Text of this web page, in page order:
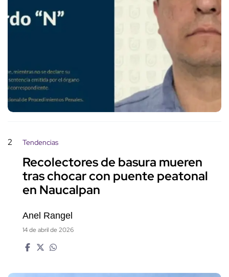
2 Tendencias
Recolectores de basura mueren
tras chocar con puente peatonal
en Naucalpan
Anel Rangel
14 de abril de 2026